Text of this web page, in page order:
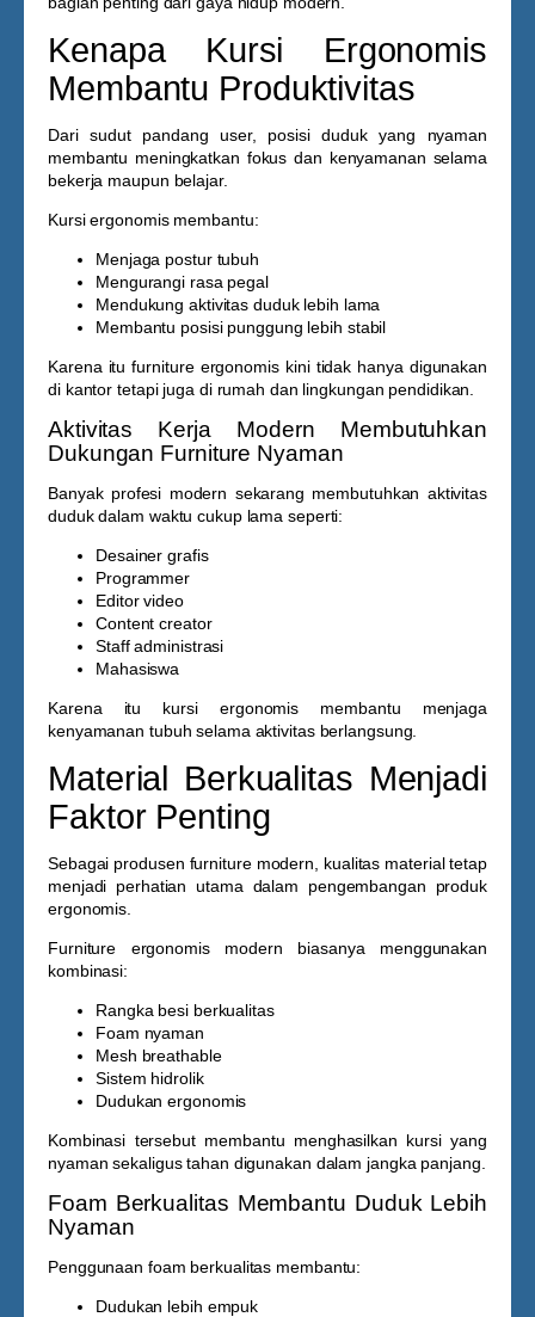
Kenapa Kursi Ergonomis
Membantu Produktivitas
Dari sudut pandang user, posisi duduk yang nyaman
membantu meningkatkan fokus dan kenyamanan selama
bekerja maupun belajar.
Kursi ergonomis membantu:
Menjaga postur tubuh
Mengurangi rasa pegal
Mendukung aktivitas duduk lebih lama
Membantu posisi punggung lebih stabil
Karena itu furniture ergonomis kini tidak hanya digunakan
di kantor tetapi juga di rumah dan lingkungan pendidikan.
Aktivitas Kerja Modern Membutuhkan
Dukungan Furniture Nyaman
Banyak profesi modern sekarang membutuhkan aktivitas
duduk dalam waktu cukup lama seperti:
Desainer grafis
Programmer
Editor video
Content creator
Staff administrasi
Mahasiswa
Karena itu kursi ergonomis membantu menjaga
kenyamanan tubuh selama aktivitas berlangsung.
Material Berkualitas Menjadi
Faktor Penting
Sebagai produsen furniture modern, kualitas material tetap
menjadi perhatian utama dalam pengembangan produk
ergonomis.
Furniture ergonomis modern biasanya menggunakan
kombinasi:
Rangka besi berkualitas
Foam nyaman
Mesh breathable
Sistem hidrolik
Dudukan ergonomis
Kombinasi tersebut membantu menghasilkan kursi yang
nyaman sekaligus tahan digunakan dalam jangka panjang.
Foam Berkualitas Membantu Duduk Lebih
Nyaman
Penggunaan foam berkualitas membantu:
Dudukan lebih empuk